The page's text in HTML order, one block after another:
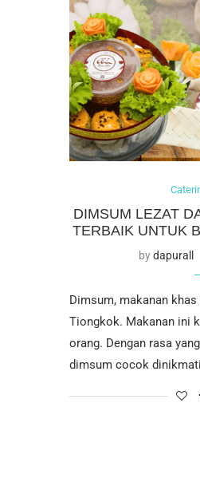
DIMSUM LEZAT
TERBAIK UNTUK
bydapurall
Dimsum, makanan
Tiongkok. Makanan ini
orang. Dengan rasa
dimsum cocok